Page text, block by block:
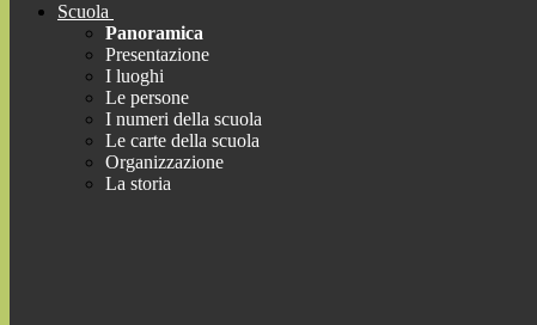
Scuola
Panoramica
Presentazione
I luoghi
Le persone
I numeri della scuola
Le carte della scuola
Organizzazione
La storia